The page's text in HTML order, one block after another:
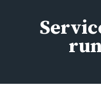
содержимому